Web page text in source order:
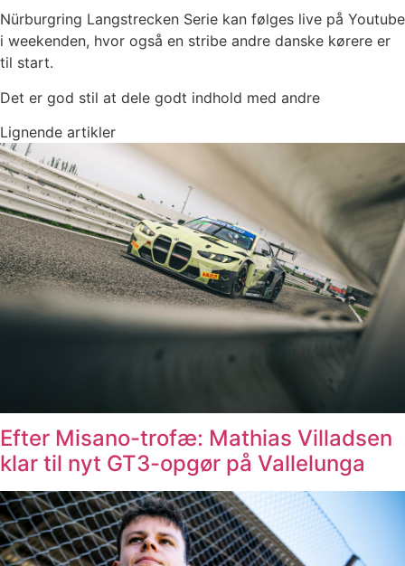
Nürburgring Langstrecken Serie kan følges live på Youtube
i weekenden, hvor også en stribe andre danske kørere er
til start.
Det er god stil at dele godt indhold med andre
Lignende artikler
Efter Misano-trofæ: Mathias Villadsen
klar til nyt GT3-opgør på Vallelunga